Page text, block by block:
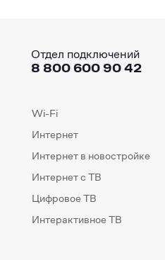
Отдел подключений
8 800 600 90 42
Wi-Fi
Интернет
Интернет в новостройке
Интернет с ТВ
Цифровое ТВ
Интерактивное ТВ